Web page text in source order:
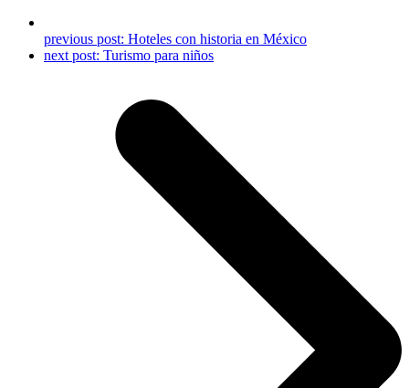
previous post: Hoteles con historia en México
next post: Turismo para niños